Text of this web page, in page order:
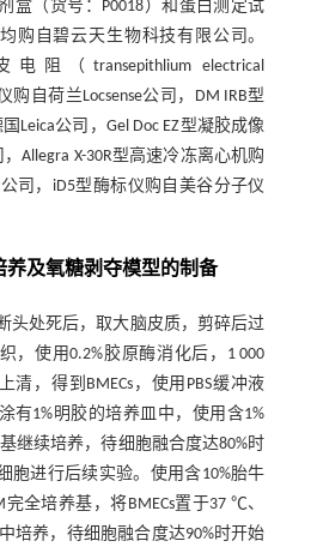
盒（货号：P0018）和蛋白测定试
购自碧云天生物科技有限公司。
阻（transepithlium electrical
购自荷兰Locsense公司，DM IRB型
Leica公司，Gel Doc EZ型凝胶成像
Allegra X-30R型高速冷冻离心机购
公司，iD5型酶标仪购自美谷分子仪
养及氧糖剥夺模型的制备
头处死后，取大脑皮质，剪碎后过
，使用0.2%胶原酶消化后，1 000
清，得到BMECs，使用PBS缓冲液
有1%明胶的培养皿中，使用含1%
继续培养，待细胞融合度达80%时
胞进行后续实验。使用含10%胎牛
全培养基，将BMECs置于37 ℃、
培养，待细胞融合度达90%时开始